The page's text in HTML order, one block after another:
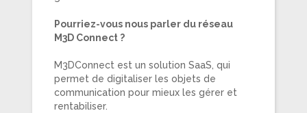
Pourriez-vous nous parler du réseau
M3D Connect ?
M3DConnect est un solution SaaS, qui
permet de digitaliser les objets de
communication pour mieux les gérer et
rentabiliser.